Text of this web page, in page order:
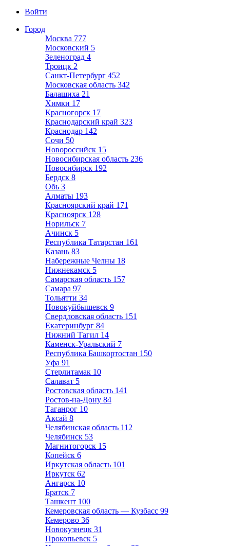
Войти
Город
Москва 777
Московский 5
Зеленоград 4
Троицк 2
Санкт-Петербург 452
Московская область 342
Балашиха 21
Химки 17
Красногорск 17
Краснодарский край 323
Краснодар 142
Сочи 50
Новороссийск 15
Новосибирская область 236
Новосибирск 192
Бердск 8
Обь 3
Алматы 193
Красноярский край 171
Красноярск 128
Норильск 7
Ачинск 5
Республика Татарстан 161
Казань 83
Набережные Челны 18
Нижнекамск 5
Самарская область 157
Самара 97
Тольятти 34
Новокуйбышевск 9
Свердловская область 151
Екатеринбург 84
Нижний Тагил 14
Каменск-Уральский 7
Республика Башкортостан 150
Уфа 91
Стерлитамак 10
Салават 5
Ростовская область 141
Ростов-на-Дону 84
Таганрог 10
Аксай 8
Челябинская область 112
Челябинск 53
Магнитогорск 15
Копейск 6
Иркутская область 101
Иркутск 62
Ангарск 10
Братск 7
Ташкент 100
Кемеровская область — Кузбасс 99
Кемерово 36
Новокузнецк 31
Прокопьевск 5